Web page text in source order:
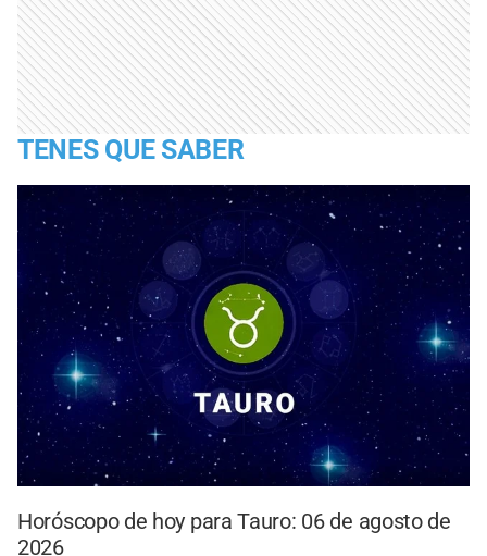
TENES QUE SABER
Horóscopo de hoy para Tauro: 06 de agosto de
2026